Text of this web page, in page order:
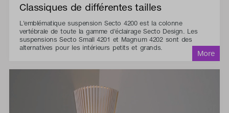
Classiques de différentes tailles
L'emblématique suspension Secto 4200 est la colonne
vertébrale de toute la gamme d'éclairage Secto Design. Les
suspensions Secto Small 4201 et Magnum 4202 sont des
alternatives pour les intérieurs petits et grands.